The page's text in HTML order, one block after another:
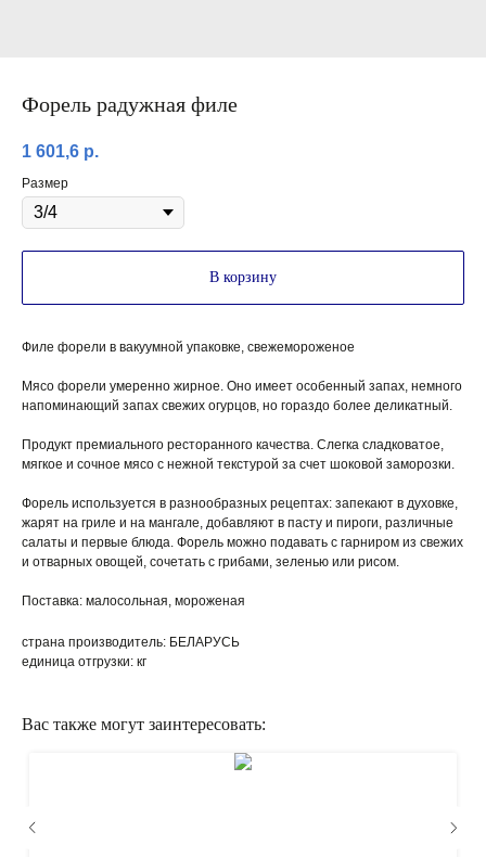
Форель радужная филе
1 601,6 р.
Размер
В корзину
Филе форели в вакуумной упаковке, свежемороженое
Мясо форели умеренно жирное. Оно имеет особенный запах, немного
напоминающий запах свежих огурцов, но гораздо более деликатный.
Продукт премиального ресторанного качества. Слегка сладковатое,
мягкое и сочное мясо с нежной текстурой за счет шоковой заморозки.
Форель используется в разнообразных рецептах: запекают в духовке,
жарят на гриле и на мангале, добавляют в пасту и пироги, различные
салаты и первые блюда. Форель можно подавать с гарниром из свежих
и отварных овощей, сочетать с грибами, зеленью или рисом.
Поставка: малосольная, мороженая
страна производитель: БЕЛАРУСЬ
единица отгрузки: кг
Вас также могут заинтересовать:
КАК ОФОРМИТЬ ЗАКАЗ?